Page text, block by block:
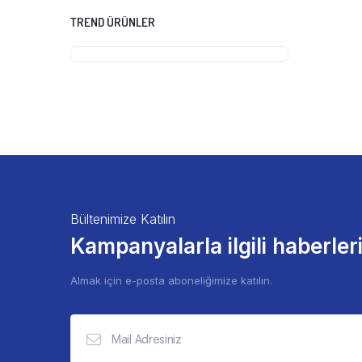
TREND ÜRÜNLER
Bültenimize Katılın
Kampanyalarla ilgili haberleri
Almak için e-posta aboneliğimize katılın.